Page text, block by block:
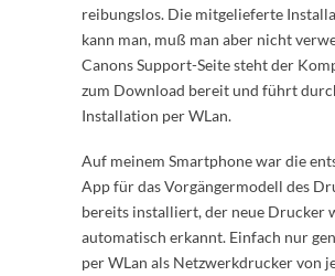
reibungslos. Die mitgelieferte
kann man, muß man aber nicht
Canons Support-Seite steht der
zum Download bereit und führt
Installation per WLan.
Auf meinem Smartphone war die
App für das Vorgängermodell des
bereits installiert, der neue Drucker
automatisch erkannt. Einfach nur
per WLan als Netzwerkdrucker von